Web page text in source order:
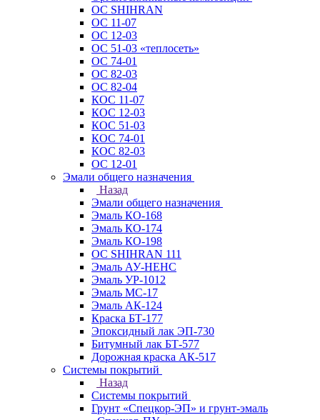
ОС SHIHRAN
ОС 11-07
ОС 12-03
ОС 51-03 «теплосеть»
ОС 74-01
ОС 82-03
ОС 82-04
КОС 11-07
КОС 12-03
КОС 51-03
КОС 74-01
КОС 82-03
ОС 12-01
Эмали общего назначения
Назад
Эмали общего назначения
Эмаль КО-168
Эмаль КО-174
Эмаль КО-198
ОС SHIHRAN 111
Эмаль АУ-НЕНС
Эмаль УР-1012
Эмаль МС-17
Эмаль АК-124
Краска БТ-177
Эпоксидный лак ЭП-730
Битумный лак БТ-577
Дорожная краска АК-517
Системы покрытий
Назад
Системы покрытий
Грунт «Спецкор-ЭП» и грунт-эмаль